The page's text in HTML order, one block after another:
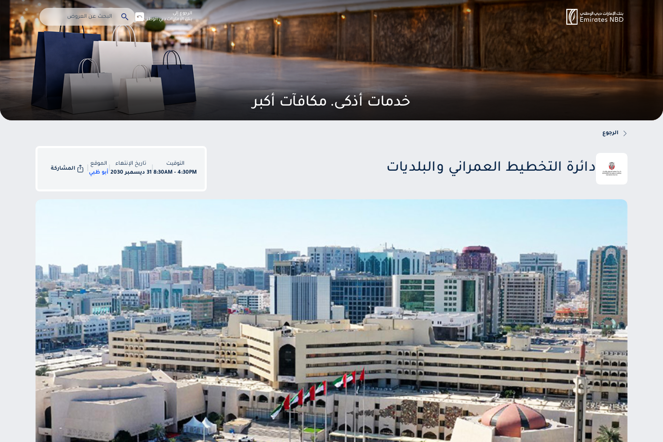
خدمات أذكى. مكافآت أكبر
الرجوع إلى
بنك الإمارات دبي الوطني
الرجوع
دائرة التخطيط العمراني والبلديات
التوقيت
8:30AM - 4:30PM
تاريخ الإنتهاء
31 ديسمبر 2030
الموقع
أبو ظبي
المشاركة